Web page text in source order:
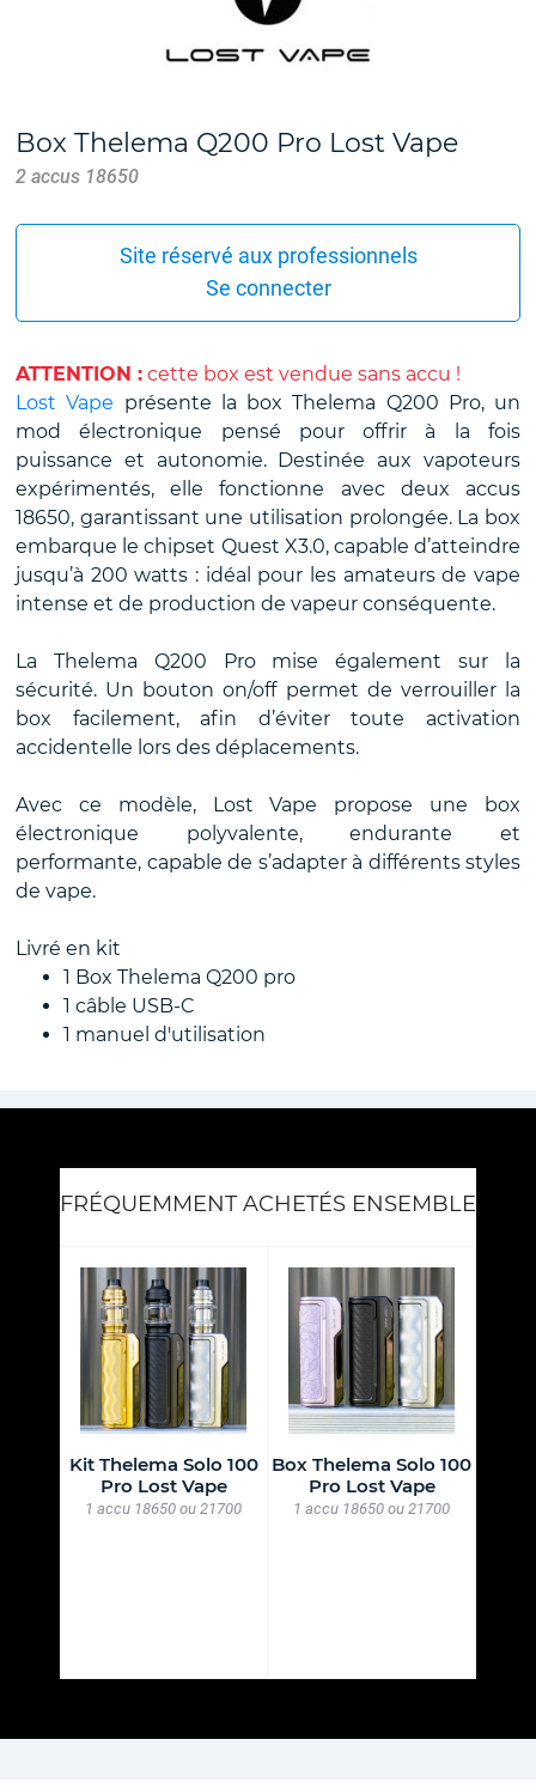
Box Thelema Q200 Pro Lost Vape
2 accus 18650
Site réservé aux professionnels
Se connecter
ATTENTION : cette box est vendue sans accu !
Lost Vape présente la box Thelema Q200 Pro, un
mod électronique pensé pour offrir à la fois
puissance et autonomie. Destinée aux vapoteurs
expérimentés, elle fonctionne avec deux accus
18650, garantissant une utilisation prolongée. La box
embarque le chipset Quest X3.0, capable d’atteindre
jusqu’à 200 watts : idéal pour les amateurs de vape
intense et de production de vapeur conséquente.
La Thelema Q200 Pro mise également sur la
sécurité. Un bouton on/off permet de verrouiller la
box facilement, afin d’éviter toute activation
accidentelle lors des déplacements.
Avec ce modèle, Lost Vape propose une box
électronique polyvalente, endurante et
performante, capable de s’adapter à différents styles
de vape.
Livré en kit
1 Box Thelema Q200 pro
1 câble USB-C
1 manuel d'utilisation
FRÉQUEMMENT ACHETÉS ENSEMBLE
Kit Thelema Solo 100
Pro Lost Vape
1 accu 18650 ou 21700
Box Thelema Solo 100
Pro Lost Vape
1 accu 18650 ou 21700